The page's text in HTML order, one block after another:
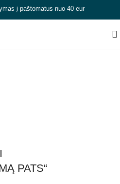
į paštomatus nuo 40 eur
vyrui
PATS“